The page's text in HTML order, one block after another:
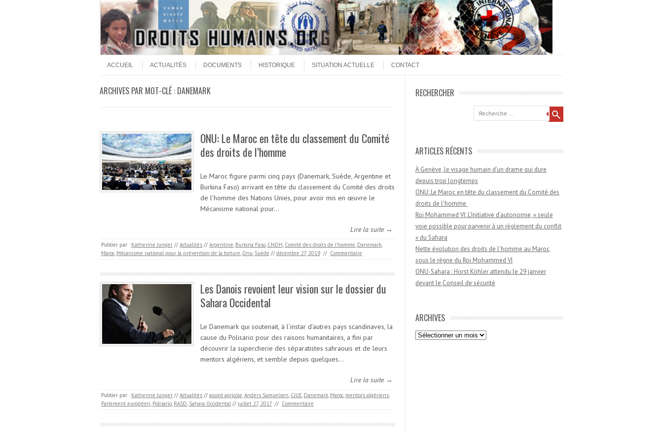
Menu
ACCUEIL
ACTUALITÉS DOCUMENTS HISTORIQUE SITUATION ACTUELLE CONTACT
ARCHIVES PAR MOT-CLÉ : DANEMARK
ONU: Le Maroc en tête du classement du Comité
des droits de l’homme
Le Maroc figure parmi cinq pays (Danemark, Suède, Argentine et
Burkina Faso) arrivant en tête du classement du Comité des droits
de l’homme des Nations Unies, pour avoir mis en œuvre le
Mécanisme national pour…
Lire la suite →
Publier par : Katherine Junger // Actualités // Argentine, Burkina Faso, CNDH, Comité des droits de l’homme, Danemark,
Maroc, Mécanisme national pour la prévention de la torture, Onu, Suède // décembre 27, 2019 // Commentaire
Les Danois revoient leur vision sur le dossier du
Sahara Occidental
Le Danemark qui soutenait, à l’instar d’autres pays scandinaves, la
cause du Polisario pour des raisons humanitaires, a fini par
découvrir la supercherie des séparatistes sahraouis et de leurs
mentors algériens, et semble depuis quelques…
Lire la suite →
Publier par : Katherine Junger // Actualités // accord agricole,Anders Samuelsen, CJUE, Danemark, Maroc, mentors algériens,
Parlement européen, Polisario, RASD, Sahara Occidental // juillet 27, 2017 // Commentaire
RECHERCHER
ARTICLES RÉCENTS
À Genève, le visage humain d’un drame qui dure
depuis trop longtemps
ONU: Le Maroc en tête du classement du Comité des
droits de l’homme
Roi Mohammed VI: L’Initiative d’autonomie, « seule
voie possible pour parvenir à un règlement du conflit
» du Sahara
Nette évolution des droits de l’homme au Maroc
sous le règne du Roi Mohammed VI
ONU-Sahara : Horst Köhler attendu le 29 janvier
devant le Conseil de sécurité
ARCHIVES
Archives